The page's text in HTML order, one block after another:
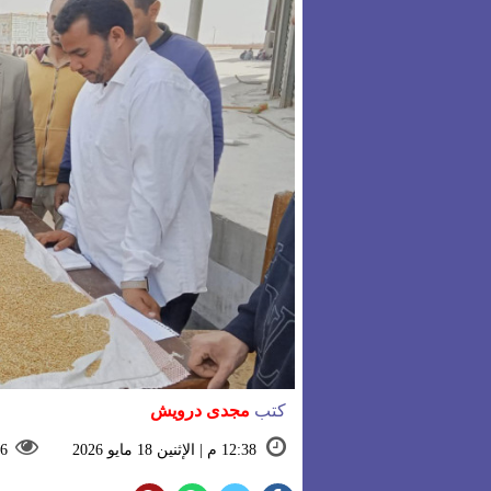
كتب مجدى درويش
12:38 م | الإثنين 18 مايو 2026